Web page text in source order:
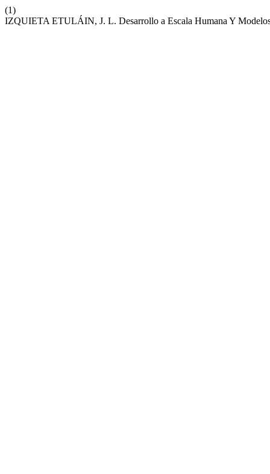
(1)
IZQUIETA ETULÁIN, J. L. Desarrollo a Escala Humana Y